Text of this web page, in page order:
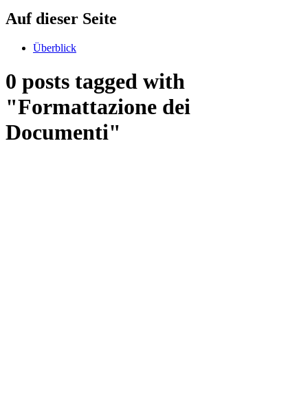
Auf dieser Seite
Überblick
0 posts tagged with
"Formattazione dei
Documenti"